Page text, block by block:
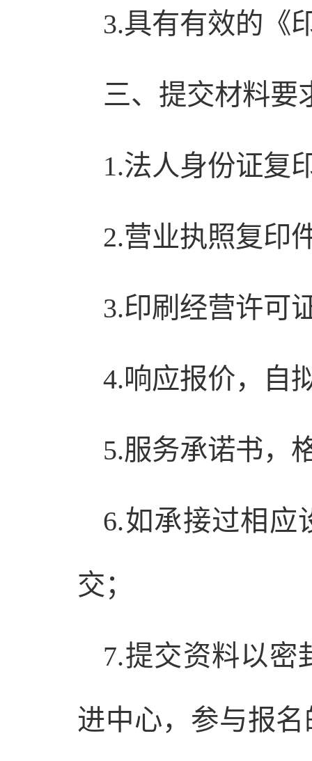
3.具有有效的《
三、提交材料要
1.法人身份证复
2.营业执照复印
3.印刷经营许可
4.响应报价，自
5.服务承诺书，
6.如承接过相应
交；
7.提交资料以密
进中心，参与报